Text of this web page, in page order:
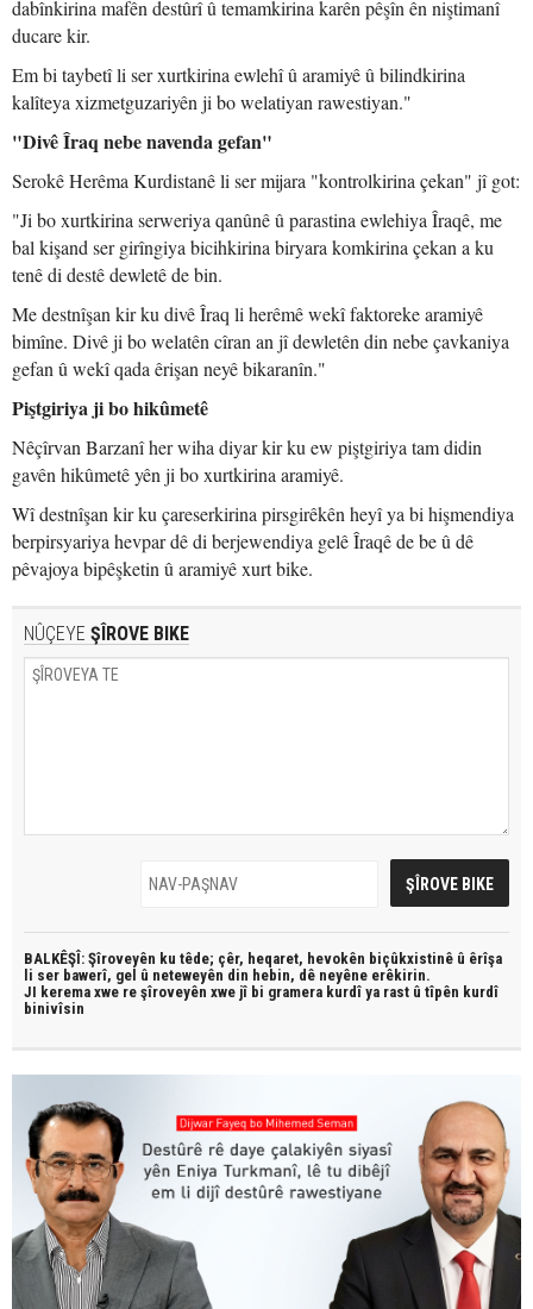
dabînkirina mafên destûrî û temamkirina karên pêşîn ên niştimanî
ducare kir.
Em bi taybetî li ser xurtkirina ewlehî û aramiyê û bilindkirina
kalîteya xizmetguzariyên ji bo welatiyan rawestiyan."
"Divê Îraq nebe navenda gefan"
Serokê Herêma Kurdistanê li ser mijara "kontrolkirina çekan" jî got:
"Ji bo xurtkirina serweriya qanûnê û parastina ewlehiya Îraqê, me
bal kişand ser girîngiya bicihkirina biryara komkirina çekan a ku
tenê di destê dewletê de bin.
Me destnîşan kir ku divê Îraq li herêmê wekî faktoreke aramiyê
bimîne. Divê ji bo welatên cîran an jî dewletên din nebe çavkaniya
gefan û wekî qada êrişan neyê bikaranîn."
Piştgiriya ji bo hikûmetê
Nêçîrvan Barzanî her wiha diyar kir ku ew piştgiriya tam didin
gavên hikûmetê yên ji bo xurtkirina aramiyê.
Wî destnîşan kir ku çareserkirina pirsgirêkên heyî ya bi hişmendiya
berpirsyariya hevpar dê di berjewendiya gelê Îraqê de be û dê
pêvajoya bipêşketin û aramiyê xurt bike.
NÛÇEYE ŞÎROVE BIKE
BALKÊŞÎ: Şîroveyên ku têde; çêr, heqaret, hevokên biçûkxistinê û êrîşa
li ser bawerî, gel û neteweyên din hebin, dê neyêne erêkirin.
JI kerema xwe re şîroveyên xwe jî bi gramera kurdî ya rast û tîpên kurdî
binivîsin